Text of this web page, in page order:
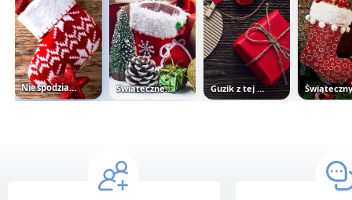
Niespodzianka w skarpetce Świąteczne ozdoby z prezentami Guzik z tej miłości